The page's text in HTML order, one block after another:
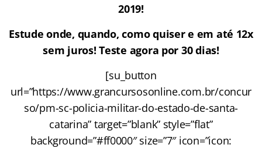
2019!
Estude onde, quando, como quiser e em até 12x
sem juros! Teste agora por 30 dias!
[su_button
url=”https://www.grancursosonline.com.br/concur
so/pm-sc-policia-militar-do-estado-de-santa-
catarina” target=”blank” style=”flat”
background=”#ff0000″ size=”7″ icon=”icon: